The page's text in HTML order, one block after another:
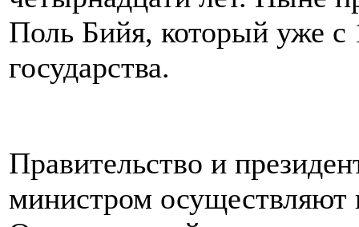
Поль Бийя, который уже с
государства.
Правительство и
министром осуществляют